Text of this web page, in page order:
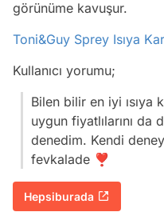
görünüme kavuşur.
Toni&Guy Sprey Isıya
Kullanıcı yorumu;
Bilen bilir en iyi ısıya
uygun fiyatlılarını da
denedim. Kendi
fevkalade ❣️
Hepsiburada